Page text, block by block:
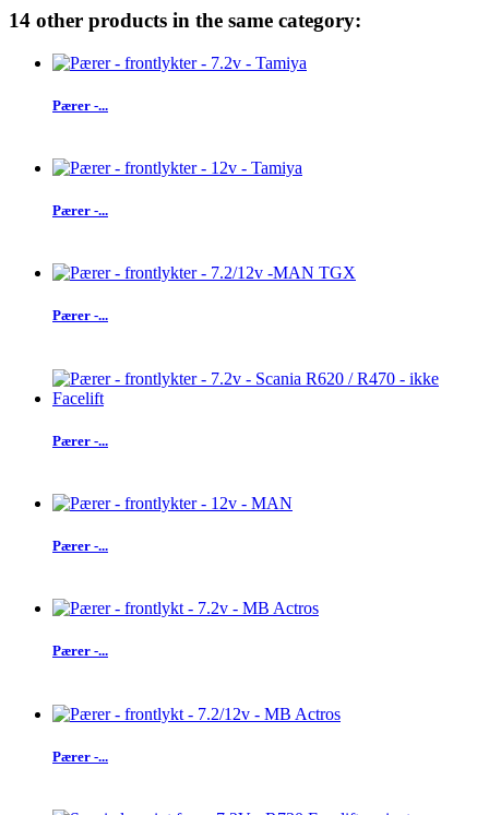
14 other products in the same category:
Pærer -...
Pærer -...
Pærer -...
Pærer -...
Pærer -...
Pærer -...
Pærer -...